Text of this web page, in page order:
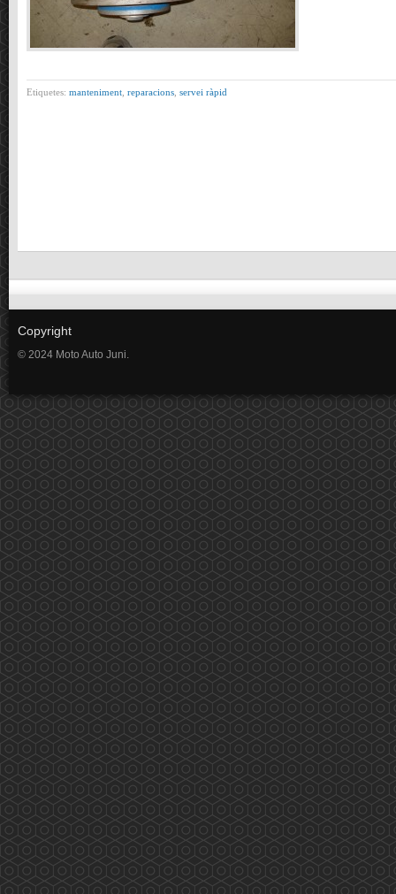
Etiquetes: manteniment reparacions servei ràpid
Copyright
© 2024 Moto Auto Juni.